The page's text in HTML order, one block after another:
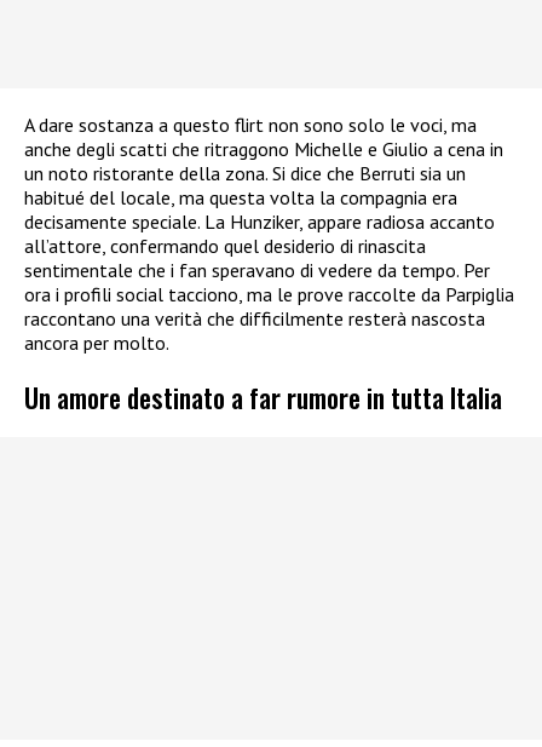
A dare sostanza a questo flirt non sono solo le voci, ma
anche degli scatti che ritraggono Michelle e Giulio a cena in
un noto ristorante della zona. Si dice che Berruti sia un
habitué del locale, ma questa volta la compagnia era
decisamente speciale. La Hunziker, appare radiosa accanto
all’attore, confermando quel desiderio di rinascita
sentimentale che i fan speravano di vedere da tempo. Per
ora i profili social tacciono, ma le prove raccolte da Parpiglia
raccontano una verità che difficilmente resterà nascosta
ancora per molto.
Un amore destinato a far rumore in tutta Italia